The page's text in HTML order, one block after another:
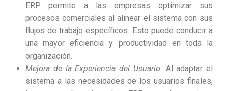
ERP permite a las empresas optimizar sus
procesos comerciales al alinear el sistema con sus
flujos de trabajo específicos. Esto puede conducir a
una mayor eficiencia y productividad en toda la
organización.
Mejora de la Experiencia del Usuario: Al adaptar el
sistema a las necesidades de los usuarios finales,